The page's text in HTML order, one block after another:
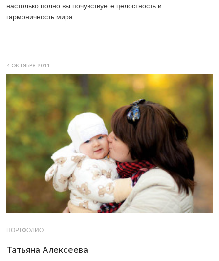
настолько полно вы почувствуете целостность и
гармоничность мира.
4 ОКТЯБРЯ 2011
ПОРТФОЛИО
Татьяна Алексеева